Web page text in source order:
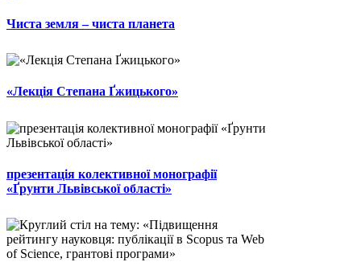
Чиста земля – чиста планета
«Лекція Степана Ґжицького»
презентація колективної монографії
«Ґрунти Львівської області»